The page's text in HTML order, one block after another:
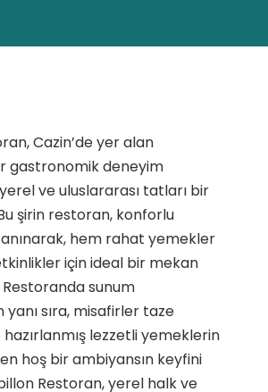
Cazin’de yer alan
gastronomik deneyim
ve uluslararası tatları bir
şirin restoran, konforlu
hem rahat yemekler
için ideal bir mekan
sunum
sıra, misafirler taze
lezzetli yemeklerin
hoş bir ambiyansın keyfini
Restoran, yerel halk ve